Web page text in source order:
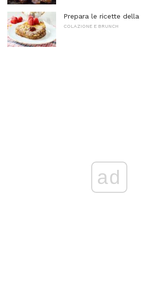
Prepara le ricette
COLAZIONE E BRUNCH
ad